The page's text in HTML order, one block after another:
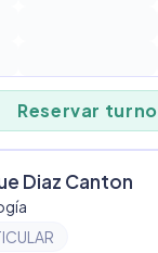
Reservar turno
Diaz Canton